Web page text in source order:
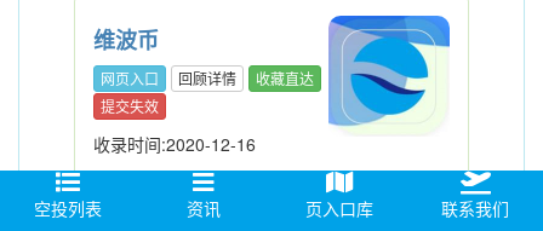
维波币
网页入口 回顾详情
收藏直达
提交失效
收录时间:2020-12-16
空投列表 资讯 页入口库 联系我们